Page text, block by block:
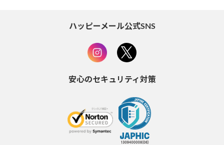
ハッピーメール公式SNS
安心のセキュリティ対策